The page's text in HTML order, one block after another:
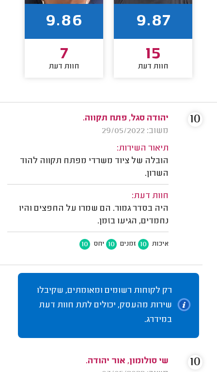
9.87
15
חוות דעת
9.86
7
חוות דעת
יהודה סגל, פתח תקווה.
משוב: 29/05/2022
תיאור השירות:
הובלה של ציוד משרדי מפתח תקווה להוד
השרון.
חוות דעת:
היה בסדר גמור. הם שמרו על החפצים והיו
נחמדים, הגיעו בזמן.
איכות 10 זמנים 10 יחס 10
10
רק לקוחות רשומים ומאומתים, שקיבלו
שירות מהעסק, יכולים לתת חוות דעת
במידרג.
שי סולומון, אור יהודה.
10